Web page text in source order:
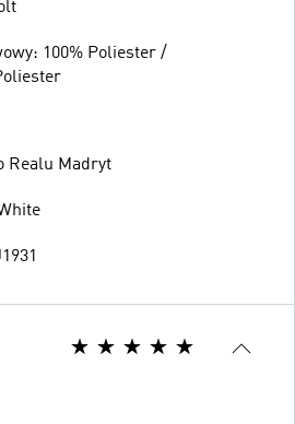
100% Poliester /
Realu Madryt